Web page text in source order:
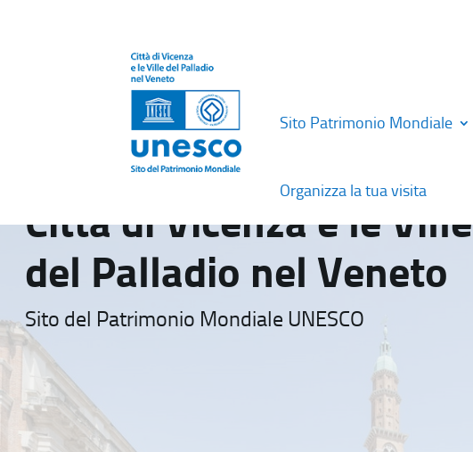
Sito Patrimonio Mondiale
Organizza la tua visita
Città di Vicenza e le Ville
del Palladio nel Veneto
Sito del Patrimonio Mondiale UNESCO